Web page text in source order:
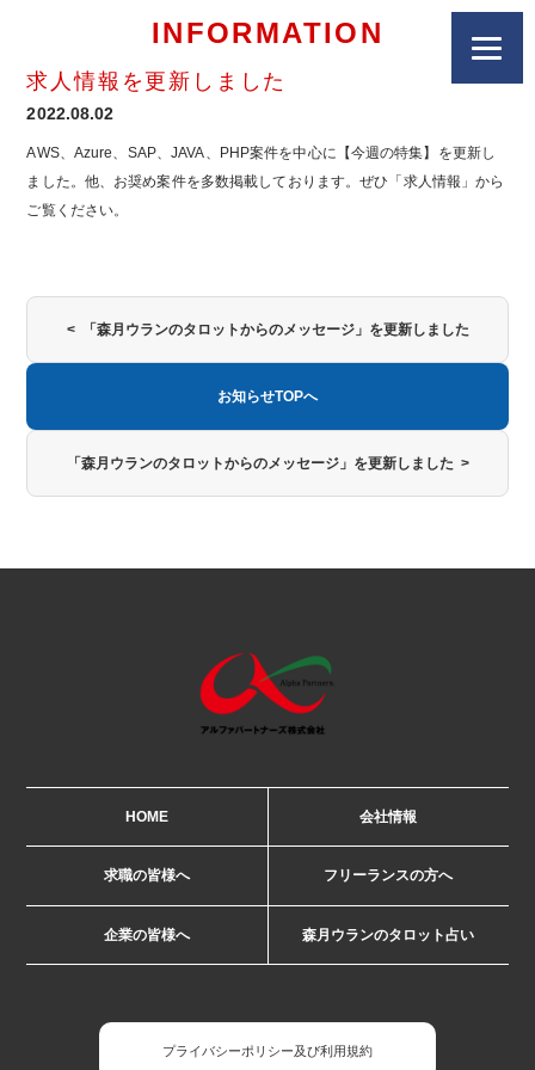
INFORMATION
求人情報を更新しました
2022.08.02
AWS、Azure、SAP、JAVA、PHP案件を中心に【今週の特集】を更新し
ました。他、お奨め案件を多数掲載しております。ぜひ「求人情報」から
ご覧ください。
< 「森月ウランのタロットからのメッセージ」を更新しました
お知らせTOPへ
「森月ウランのタロットからのメッセージ」を更新しました >
HOME 会社情報
求職の皆様へ フリーランスの方へ
企業の皆様へ 森月ウランのタロット占い
プライバシーポリシー及び利用規約